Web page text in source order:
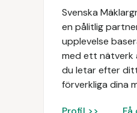
Svenska
en pålitlig
upplevelse
med ett nätverk
du letar efter
förverkliga dina